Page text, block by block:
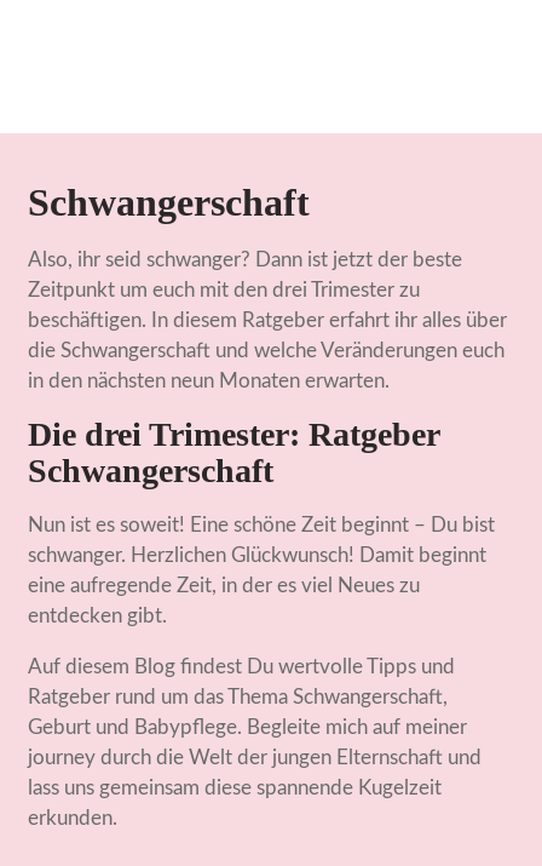
Schwangerschaft
Also, ihr seid schwanger? Dann ist jetzt der beste
Zeitpunkt um euch mit den drei Trimester zu
beschäftigen. In diesem Ratgeber erfahrt ihr alles über
die Schwangerschaft und welche Veränderungen euch
in den nächsten neun Monaten erwarten.
Die drei Trimester: Ratgeber
Schwangerschaft
Nun ist es soweit! Eine schöne Zeit beginnt – Du bist
schwanger. Herzlichen Glückwunsch! Damit beginnt
eine aufregende Zeit, in der es viel Neues zu
entdecken gibt.
Auf diesem Blog findest Du wertvolle Tipps und
Ratgeber rund um das Thema Schwangerschaft,
Geburt und Babypflege. Begleite mich auf meiner
journey durch die Welt der jungen Elternschaft und
lass uns gemeinsam diese spannende Kugelzeit
erkunden.